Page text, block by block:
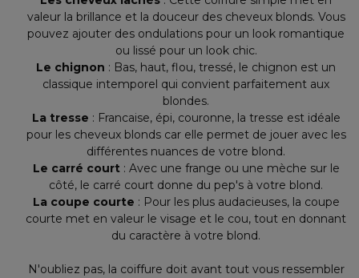
valeur la brillance et la douceur des cheveux blonds. Vous
pouvez ajouter des ondulations pour un look romantique
ou lissé pour un look chic.
Le chignon : Bas, haut, flou, tressé, le chignon est un
classique intemporel qui convient parfaitement aux
blondes.
La tresse : Francaise, épi, couronne, la tresse est idéale
pour les cheveux blonds car elle permet de jouer avec les
différentes nuances de votre blond.
Le carré court: Avec une frange ou une mèche sur le
côté, le carré court donne du pep's à votre blond.
La coupe courte : Pour les plus audacieuses, la coupe
courte met en valeur le visage et le cou, tout en donnant
du caractère à votre blond.
N'oubliez pas, la coiffure doit avant tout vous ressembler